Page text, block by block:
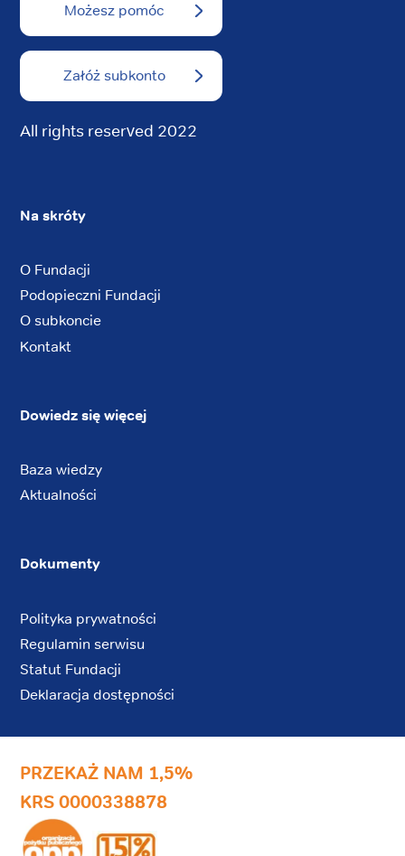
Możesz pomóc
Załóż subkonto
All rights reserved 2022
Na skróty
O Fundacji
Podopieczni Fundacji
O subkoncie
Kontakt
Dowiedz się więcej
Baza wiedzy
Aktualności
Dokumenty
Polityka prywatności
Regulamin serwisu
Statut Fundacji
Deklaracja dostępności
PRZEKAŻ NAM 1,5%
KRS 0000338878